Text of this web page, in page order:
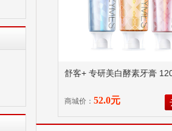
舒客+ 专研美白酵素牙膏
商城价： 52.0元